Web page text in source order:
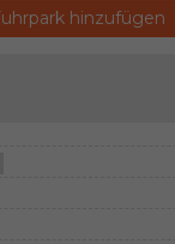
hinzufügen